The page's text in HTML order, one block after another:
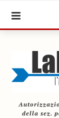
della sez.